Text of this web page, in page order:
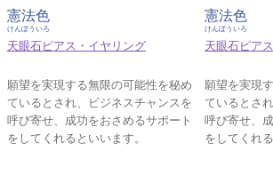
憲法色
けんぽういろ
天眼石ピアス・イヤリング
願望を実現する無限の可能性を秘め
ているとされ、ビジネスチャンスを
呼び寄せ、成功をおさめるサポート
をしてくれるといいます。
憲法色
けんぽういろ
天眼石ピア
願望を実現
ているとさ
呼び寄せ、
をしてくれ